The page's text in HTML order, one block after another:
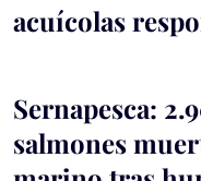
acuícolas
Sernapesca:
salmones